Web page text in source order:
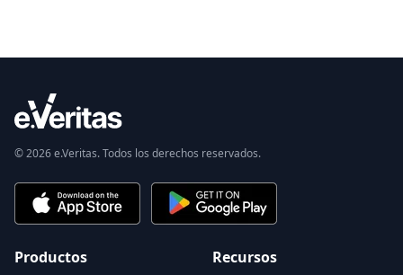
© 2026 e.Veritas. Todos los derechos reservados.
Productos Recursos